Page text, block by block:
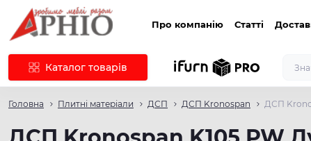
Про компанію Статті
Каталог товарів
Головна Плитні матеріали ДСП ДСП Kronospan ДСП